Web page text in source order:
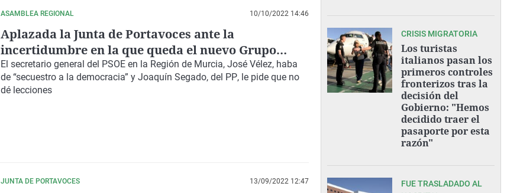
ASAMBLEA REGIONAL 10/10/2022 14:46
Aplazada la Junta de Portavoces ante la
incertidumbre en la que queda el nuevo Grupo
Mixto
El secretario general del PSOE en la Región de Murcia, José Vélez, haba
de “secuestro a la democracia” y Joaquín Segado, del PP, le pide que no
dé lecciones
JUNTA DE PORTAVOCES 13/09/2022 12:47
CRISIS MIGRATORIA
Los turistas
italianos pasan los
primeros controles
fronterizos tras la
decisión del
Gobierno: "Hemos
decidido traer el
pasaporte por esta
razón"
FUE TRASLADADO AL